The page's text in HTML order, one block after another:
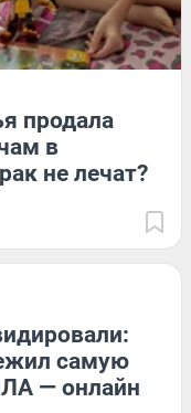
продала
в
не лечат?
самую
— онлайн